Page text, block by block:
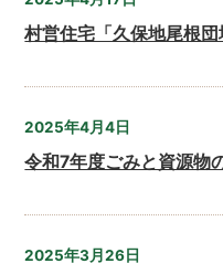
村営住宅「久保地尾根
2025年4月4日
令和7年度ごみと資源物
2025年3月26日